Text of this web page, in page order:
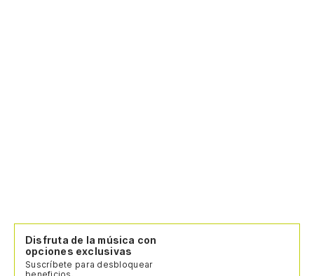
Disfruta de la música con
opciones exclusivas
Suscríbete para desbloquear